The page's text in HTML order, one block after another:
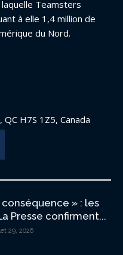
Teamsters
à elle 1,4 million de
du Nord.
H7S 1Z5, Canada
conséquence » : les
Presse confirment...
29, 2026